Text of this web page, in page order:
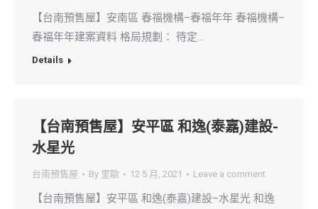
【台南預售屋】安南區 春福機構–春福年年 春福機構–
春福年年建案資料 格局規劃： 待定…
Details
【台南預售屋】安平區 和逸(泰嘉)建設-
水星光
台南預售屋 By 里歐 12 5 月, 2021 Leave a comment
【台南預售屋】安平區 和逸(泰嘉)建設–水星光 和逸